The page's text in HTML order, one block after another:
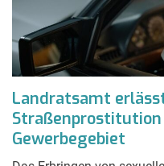
Landratsamt
Gewerbegebiet